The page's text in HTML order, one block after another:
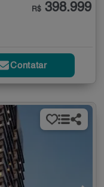
R$ 398.999
Contatar